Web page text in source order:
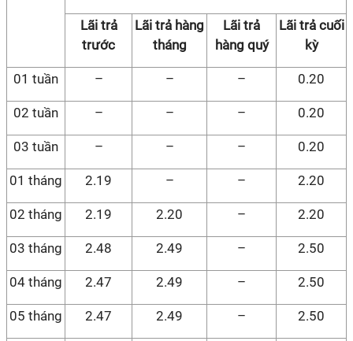
Lãi trả
trước
Lãi trả hàng
tháng
Lãi trả
hàng quý
Lãi trả cuối
kỳ
01 tuần – – – 0.20
02 tuần – – – 0.20
03 tuần – – – 0.20
01 tháng 2.19 – – 2.20
02 tháng 2.19 2.20 – 2.20
03 tháng 2.48 2.49 – 2.50
04 tháng 2.47 2.49 – 2.50
05 tháng 2.47 2.49 – 2.50